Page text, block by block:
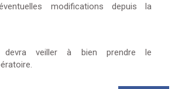
modifications depuis la
veiller à bien prendre le